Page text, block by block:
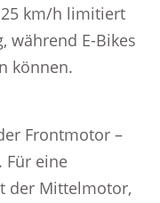
25 km/h limitiert
während E-Bikes
können.
Frontmotor –
Für eine
der Mittelmotor,